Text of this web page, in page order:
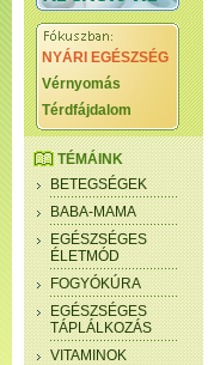
NYÁRI EGÉSZSÉG
Vérnyomás
Térdfájdalom
TÉMÁINK
BETEGSÉGEK
BABA-MAMA
EGÉSZSÉGES
ÉLETMÓD
FOGYÓKÚRA
EGÉSZSÉGES
TÁPLÁLKOZÁS
VITAMINOK